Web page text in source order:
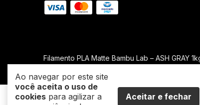
Ao navegar por este site
você aceita o uso de
cookies para agilizar a
Aceitar e fechar
Filamento PLA Matte Bambu Lab – ASH GRAY
©2026. PIETRIX 3D - 55577784000107. Todos os